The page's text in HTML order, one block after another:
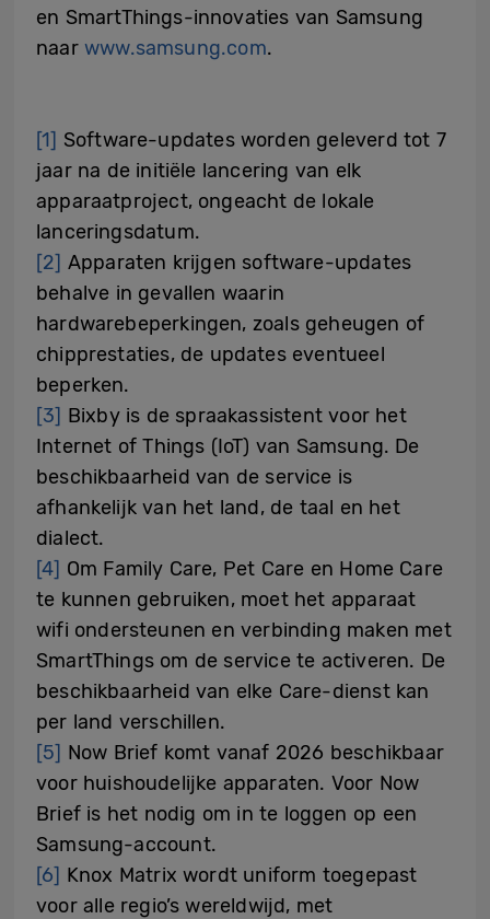
en SmartThings-innovaties van Samsung
naar www.samsung.com.
[1] Software-updates worden geleverd tot 7
jaar na de initiële lancering van elk
apparaatproject, ongeacht de lokale
lanceringsdatum.
[2] Apparaten krijgen software-updates
behalve in gevallen waarin
hardwarebeperkingen, zoals geheugen of
chipprestaties, de updates eventueel
beperken.
[3] Bixby is de spraakassistent voor het
Internet of Things (IoT) van Samsung. De
beschikbaarheid van de service is
afhankelijk van het land, de taal en het
dialect.
[4] Om Family Care, Pet Care en Home Care
te kunnen gebruiken, moet het apparaat
wifi ondersteunen en verbinding maken met
SmartThings om de service te activeren. De
beschikbaarheid van elke Care-dienst kan
per land verschillen.
[5] Now Brief komt vanaf 2026 beschikbaar
voor huishoudelijke apparaten. Voor Now
Brief is het nodig om in te loggen op een
Samsung-account.
[6] Knox Matrix wordt uniform toegepast
voor alle regio’s wereldwijd, met